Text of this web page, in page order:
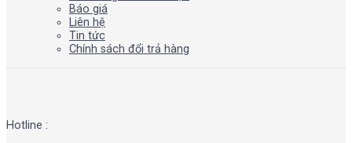
Báo giá
Liên hệ
Tin tức
Chính sách đổi trả hàng
Hotline :